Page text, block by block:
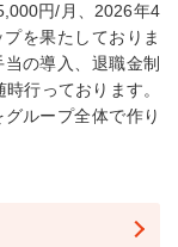
円/月、2026年4
を果たしておりま
の導入、退職金制
行っております。
ループ全体で作り